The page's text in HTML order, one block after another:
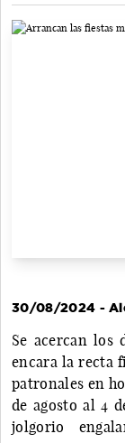
30/08/2024 -
Se acercan los
encara la recta
patronales en
de agosto al 4
jolgorio